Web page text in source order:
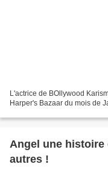
L'actrice de BOllywood
Harper's Bazaar du mois de
Angel une histoire
autres !